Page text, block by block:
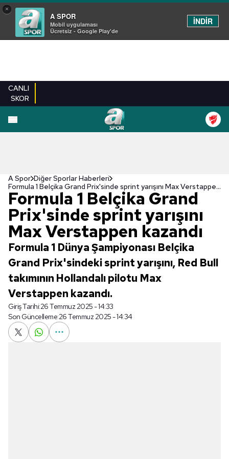
×
A SPOR
Mobil uygulaması
Ücretsiz - Google Play'de
İNDİR
CANLI
SKOR
A Spor Diğer Sporlar Haberleri
Formula 1 Belçika Grand Prix'sinde sprint yarışını Max Verstappen kazandı
Formula 1 Belçika Grand
Prix'sinde sprint yarışını
Max Verstappen kazandı
Formula 1 Dünya Şampiyonası Belçika
Grand Prix'sindeki sprint yarışını, Red Bull
takımının Hollandalı pilotu Max
Verstappen kazandı.
Giriş Tarihi:26 Temmuz 2025 - 14:33
Son Güncelleme:26 Temmuz 2025 - 14:34